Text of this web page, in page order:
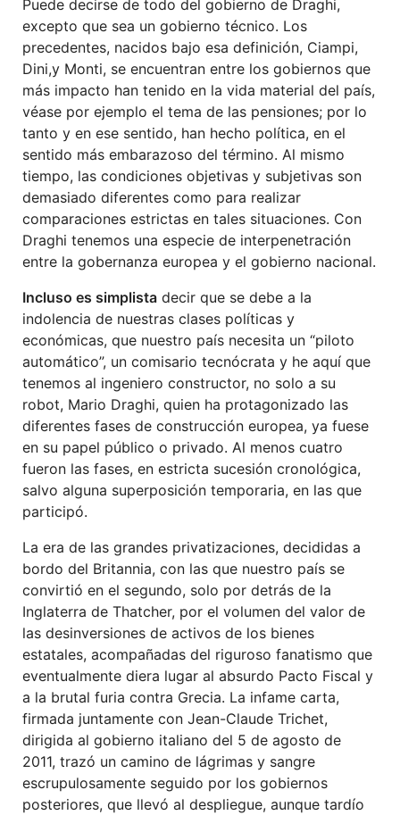
Puede decirse de todo del gobierno de Draghi,
excepto que sea un gobierno técnico. Los
precedentes, nacidos bajo esa definición, Ciampi,
Dini,y Monti, se encuentran entre los gobiernos que
más impacto han tenido en la vida material del país,
véase por ejemplo el tema de las pensiones; por lo
tanto y en ese sentido, han hecho política, en el
sentido más embarazoso del término. Al mismo
tiempo, las condiciones objetivas y subjetivas son
demasiado diferentes como para realizar
comparaciones estrictas en tales situaciones. Con
Draghi tenemos una especie de interpenetración
entre la gobernanza europea y el gobierno nacional.
Incluso es simplista decir que se debe a la
indolencia de nuestras clases políticas y
económicas, que nuestro país necesita un “piloto
automático”, un comisario tecnócrata y he aquí que
tenemos al ingeniero constructor, no solo a su
robot, Mario Draghi, quien ha protagonizado las
diferentes fases de construcción europea, ya fuese
en su papel público o privado. Al menos cuatro
fueron las fases, en estricta sucesión cronológica,
salvo alguna superposición temporaria, en las que
participó.
La era de las grandes privatizaciones, decididas a
bordo del Britannia, con las que nuestro país se
convirtió en el segundo, solo por detrás de la
Inglaterra de Thatcher, por el volumen del valor de
las desinversiones de activos de los bienes
estatales, acompañadas del riguroso fanatismo que
eventualmente diera lugar al absurdo Pacto Fiscal y
a la brutal furia contra Grecia. La infame carta,
firmada juntamente con Jean-Claude Trichet,
dirigida al gobierno italiano del 5 de agosto de
2011, trazó un camino de lágrimas y sangre
escrupulosamente seguido por los gobiernos
posteriores, que llevó al despliegue, aunque tardío